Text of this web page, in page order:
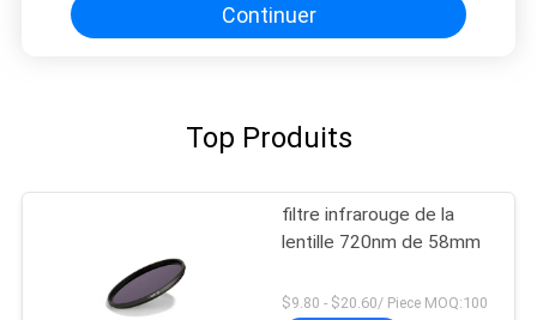
Continuer
Top Produits
filtre infrarouge de la
lentille 720nm de 58mm
$9.80 - $20.60/ Piece MOQ:100